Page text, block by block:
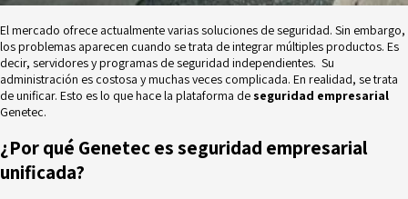
El mercado ofrece actualmente varias soluciones de seguridad. Sin embargo,
los problemas aparecen cuando se trata de integrar múltiples productos. Es
decir, servidores y programas de seguridad independientes. Su
administración es costosa y muchas veces complicada. En realidad, se trata
de unificar. Esto es lo que hace la plataforma de seguridad empresarial
Genetec.
¿Por qué Genetec es seguridad empresarial
unificada?